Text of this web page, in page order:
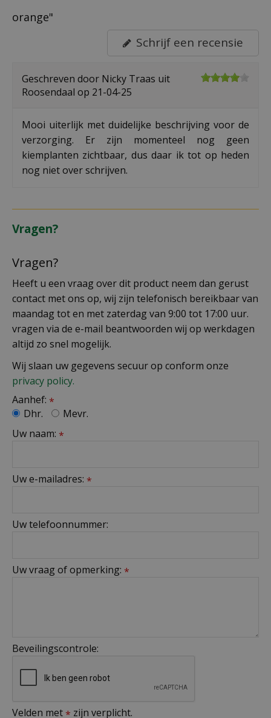
orange"
Schrijf een recensie
Geschreven door Nicky Traas uit
Roosendaal op 21-04-25
Mooi uiterlijk met duidelijke beschrijving voor de
verzorging. Er zijn momenteel nog geen
kiemplanten zichtbaar, dus daar ik tot op heden
nog niet over schrijven.
Vragen?
Vragen?
Heeft u een vraag over dit product neem dan gerust
contact met ons op, wij zijn telefonisch bereikbaar van
maandag tot en met zaterdag van 9:00 tot 17:00 uur.
vragen via de e-mail beantwoorden wij op werkdagen
altijd zo snel mogelijk.
Wij slaan uw gegevens secuur op conform onze
privacy policy.
Aanhef: *
Dhr.
Mevr.
Uw naam: *
Uw e-mailadres: *
Uw telefoonnummer:
Uw vraag of opmerking: *
Beveilingscontrole:
Velden met * zijn verplicht.